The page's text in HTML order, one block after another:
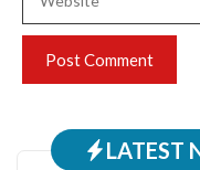
LATEST